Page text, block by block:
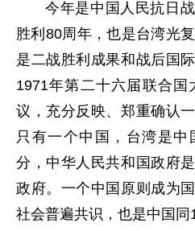
今年是中国人民抗日
胜利80周年，也是台湾光
是二战胜利成果和战后国
1971年第二十六届联合国
议，充分反映、郑重确认
只有一个中国，台湾是中
分，中华人民共和国政府
政府。一个中国原则成为
社会普遍共识，也是中国